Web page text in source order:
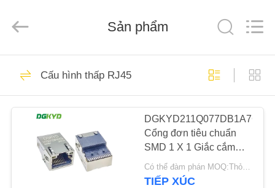
TRANG
CHỦ
CÁC
PHẨM
Technology
Co.,ltd.
Reserved.
Đầu nối Ethernet
RJ45
Sản phẩm
Cấu hình thấp RJ45
Cổng đơn tiêu chuẩn
SMD 1 X 1 Giắc cắm
mô-đun RJ45 cấu hình
thấp
Có thể đàm phán MOQ:Thỏa thuận
TIẾP XÚC